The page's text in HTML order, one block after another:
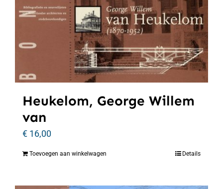
Heukelom, George Willem
van
€ 16,00
Toevoegen aan winkelwagen Details